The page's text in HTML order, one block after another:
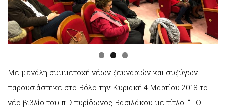
Με μεγάλη συμμετοχή νέων ζευγαριών και συζύγων
παρουσιάστηκε στο Βόλο την Κυριακή 4 Μαρτίου 2018 το
νέο βιβλίο του π. Σπυρίδωνος Βασιλάκου με τίτλο: “ΤΟ